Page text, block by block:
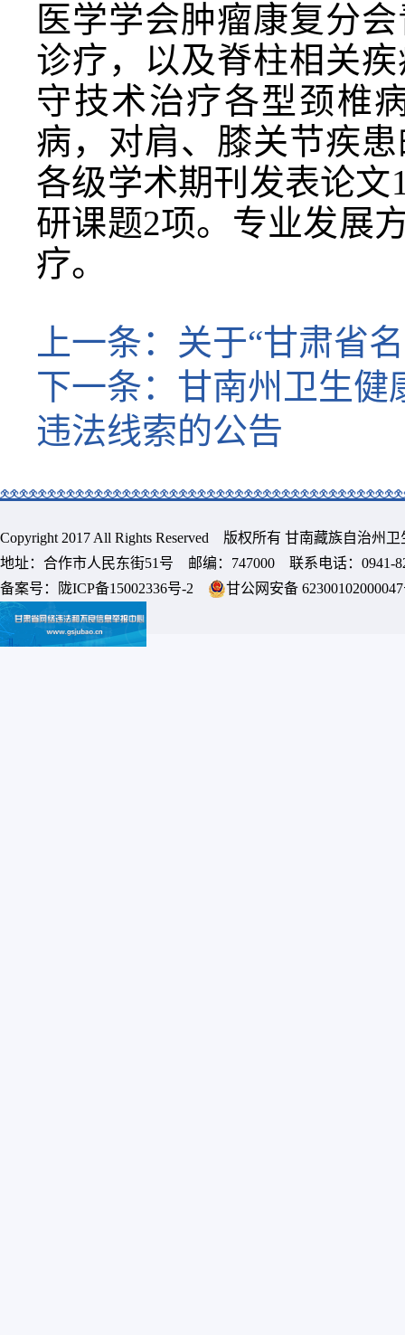
医学学会肿瘤康复分
诊疗，以及脊柱相关
守技术治疗各型颈椎
病，对肩、膝关节疾
各级学术期刊发表论
研课题2项。专业发展
疗。
上一条： 关于“甘肃省
下一条： 甘南州卫生健
违法线索的公告
Copyright 2017 All Rights Reserved 版权所有 甘南藏族自治州
地址：合作市人民东街51号 邮编：747000 联系电话：0941-
备案号：
陇ICP备15002336号-2 甘公网安备